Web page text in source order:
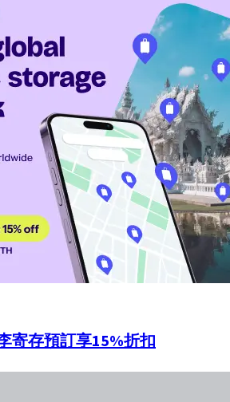
寄存預訂享15%折扣